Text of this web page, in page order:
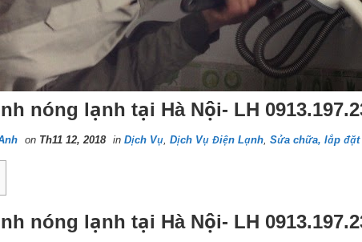
nóng lạnh tại Hà Nội- LH
on Th11 12, 2018 in Dịch Vụ, Dịch Vụ Điện Lạnh, Sửa chữa, lắp
nóng lạnh tại Hà Nội- LH